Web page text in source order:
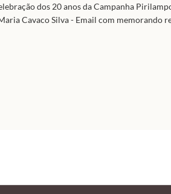
dos 20 anos da Campanha
Cavaco Silva - Email com memorando